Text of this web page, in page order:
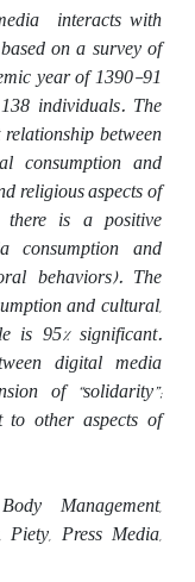
interacts with
on a survey of
year of 1390-91
individuals. The
between
consumption and
religious aspects of
there is a positive
consumption and
behaviors). The
and cultural,
is 95% significant.
digital media
of “solidarity”;
to other aspects of
Management,
Press Media,